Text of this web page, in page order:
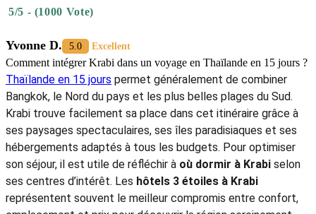
misent sur un cadre naturel exceptionnel, d'autres sur l'accès direct à
la mer ou sur des services pensés pour les familles. Séjourner à
sur le confort, la qualité du petit-déjeuner ou l'attention du personnel.
Chaque adresse sélectionnée dans ce guide a été retenue pour son
rapport qualité-prix, sa localisation et les avis des voyageurs. Autour
Asia reste disponible pour accompagner chaque voyageur dans la
préparation de son séjour en Thaïlande.
En savoir plus :
Krabi - Phi Phi Island Guide de voyage
Koh Phi Phi ou Krabi
Circuits Thaïlande
Thaïlande en 15 jours